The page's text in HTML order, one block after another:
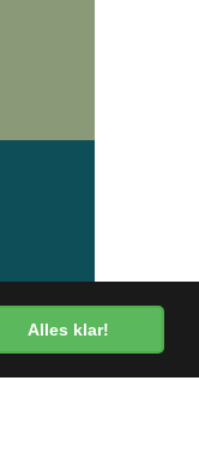
Alles klar!